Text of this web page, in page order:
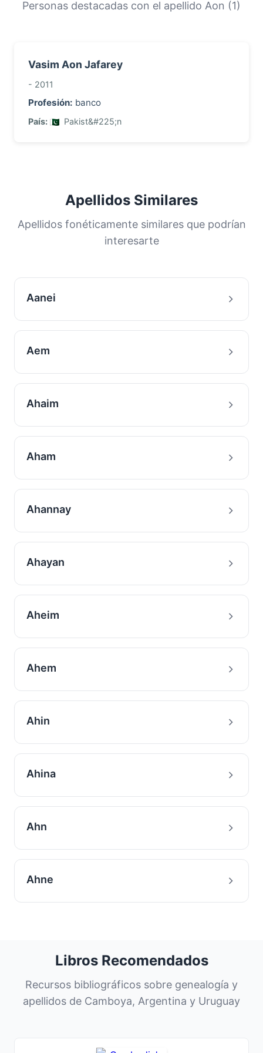
Personas destacadas con el apellido Aon (1)
Vasim Aon Jafarey
- 2011
Profesión: banco
País: Pakist&#225;n
Apellidos Similares
Apellidos fonéticamente similares que podrían
interesarte
Aanei
Aem
Ahaim
Aham
Ahannay
Ahayan
Aheim
Ahem
Ahin
Ahina
Ahn
Ahne
Libros Recomendados
Recursos bibliográficos sobre genealogía y
apellidos de Camboya, Argentina y Uruguay